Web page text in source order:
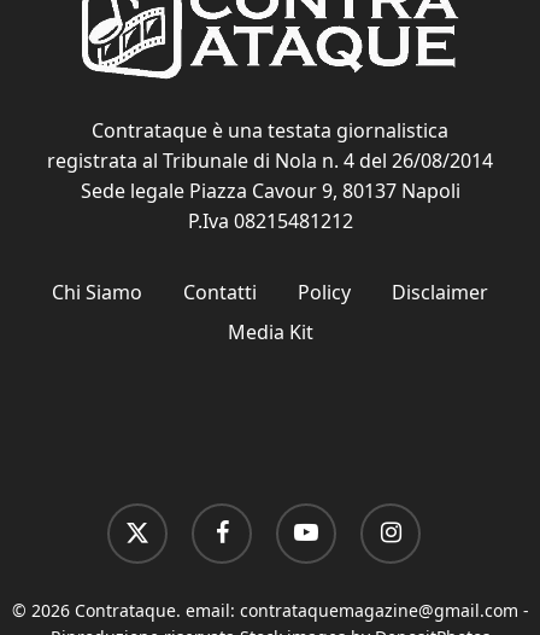
Contrataque è una testata giornalistica
registrata al Tribunale di Nola n. 4 del 26/08/2014
Sede legale Piazza Cavour 9, 80137 Napoli
P.Iva 08215481212
Chi Siamo Contatti Policy
Disclaimer
Media Kit
x-
twitter
facebook youtube instagram
© 2026 Contrataque. email: contrataquemagazine@gmail.com -